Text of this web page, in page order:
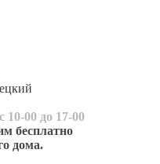
10-00 до 17-00
бесплатно
дома.